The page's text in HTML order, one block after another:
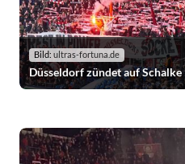
Bild: ultras-fortuna.de
Düsseldorf zündet auf Schalke